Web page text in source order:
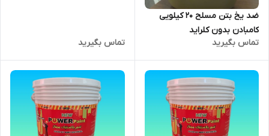
ضد یخ بتن مسلح 20 کیلویی
کامبادن بدون کلراید
تماس بگیرید
تماس بگیرید